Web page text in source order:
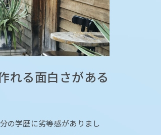
れる面白さがある
の学歴に劣等感がありまし